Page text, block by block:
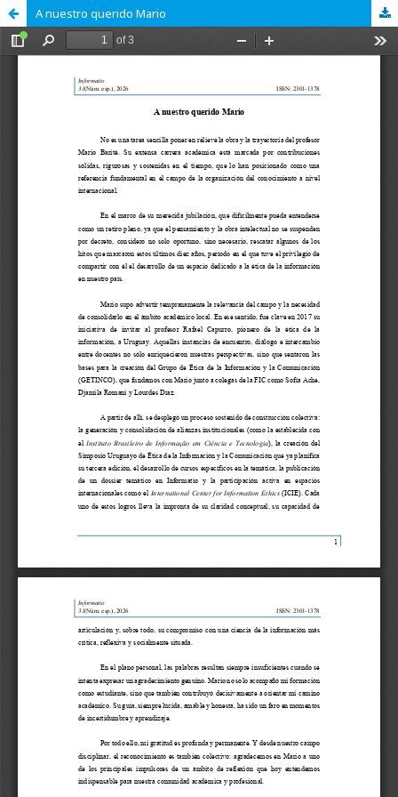
A nuestro querido Mario